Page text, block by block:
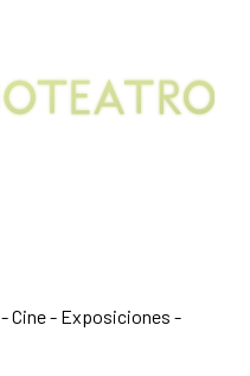
Cine - Exposiciones -